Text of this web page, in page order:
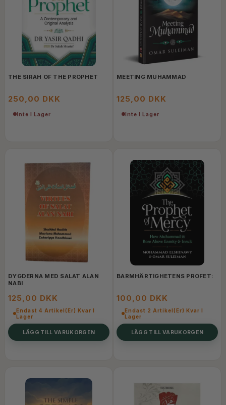
THE SIRAH OF THE PROPHET
250,00 DKK
Inte I Lager
MEETING MUHAMMAD
125,00 DKK
Inte I Lager
DYGDERNA MED SALAT ALAN
NABI
125,00 DKK
Endast 4 Artikel(er) Kvar I
Lager
LÄGG TILL VARUKORGEN
BARMHÄRTIGHETENS PROFET:
100,00 DKK
Endast 2 Artikel(er) Kvar I
Lager
LÄGG TILL VARUKORGEN